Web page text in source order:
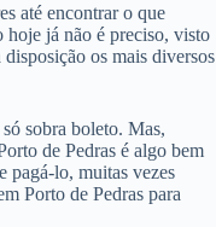
até encontrar o que
hoje já não é preciso, visto
disposição os mais diversos
sobra boleto. Mas,
de Pedras é algo bem
pagá-lo, muitas vezes
Porto de Pedras para